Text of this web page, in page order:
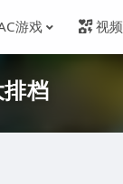
游戏 视频
档